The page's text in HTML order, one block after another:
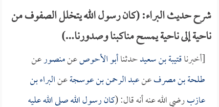
شرح حديث البراء: (كان رسول الله يتخلل الصفوف من
ناحية إلى ناحية يمسح مناكبنا وصدورنا...)
[أخبرناقتيبة بن سعيدحدثناأبو الأحوصعنمنصورعن
طلحة بن مصرفعنعبد الرحمن بن عوسجةعنالبراء بن
عازبرضي الله عنه أنه قال: (كان رسول الله صلى الله عليه